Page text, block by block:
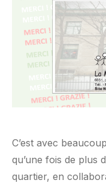
C’est avec
qu’une fois de plus
quartier, en